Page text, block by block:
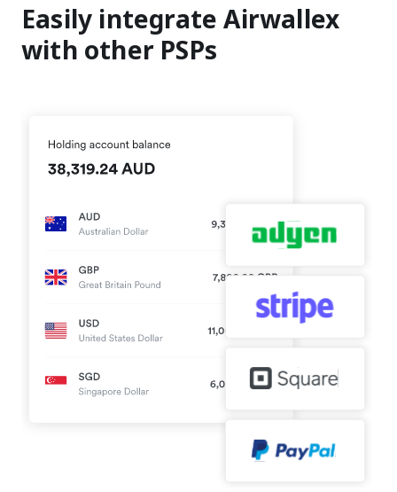
Easily integrate Airwallex
with other PSPs